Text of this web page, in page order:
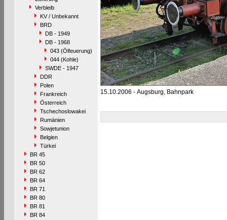
Verbleib
KV / Unbekannt
BRD
DB - 1949
DB - 1968
043 (Ölfeuerung)
044 (Kohle)
SWDE - 1947
DDR
Polen
Frankreich
Österreich
Tschechoslowakei
Rumänien
Sowjetunion
Belgien
Türkei
BR 45
BR 50
BR 62
BR 64
BR 71
BR 80
BR 81
BR 84
15.10.2006 - Augsburg, Bahnpark